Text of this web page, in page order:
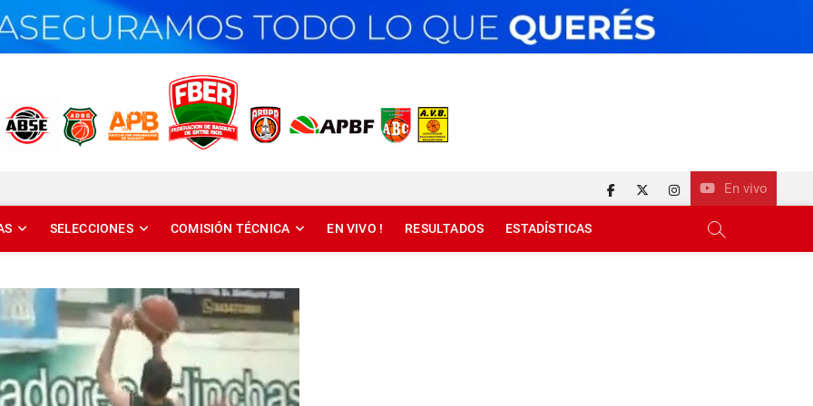
DE ENTRE RÍOS En vivo
facebook
twitterinstagram
SELECCIONES COMISIÓN TÉCNICA EN VIVO ! RESULTADOS ESTADÍSTICAS